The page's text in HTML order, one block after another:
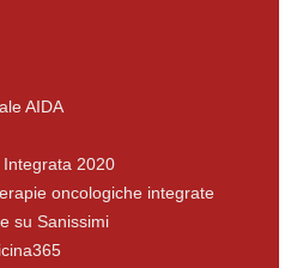
AIDA
2020
oncologiche integrate
su Sanissimi